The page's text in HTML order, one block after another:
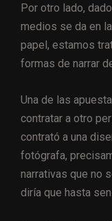
Por otro lado,
medios se da en
papel, estamos
formas de narrar
Una de las
contratar a otro
contrató a una
fotógrafa,
narrativas que no
diría que hasta